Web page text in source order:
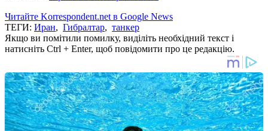
Читайте Korrespondent.net в Google News
ТЕГИ: Иран, Гибралтар, танкер
Якщо ви помітили помилку, виділіть необхідний текст і
натисніть Ctrl + Enter, щоб повідомити про це редакцію.